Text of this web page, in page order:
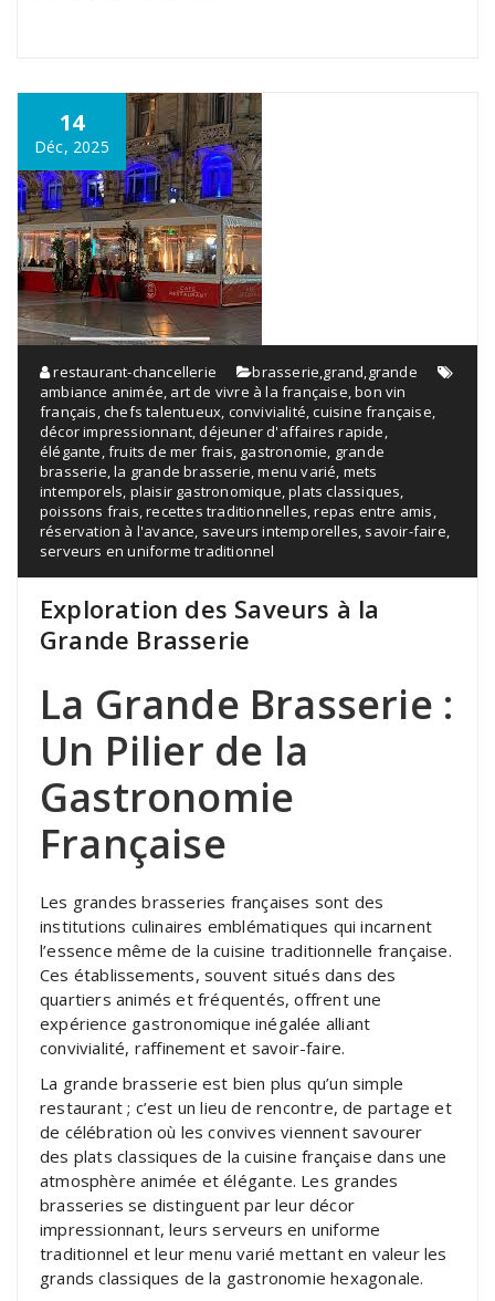
14
Déc, 2025
restaurant-chancellerie brasserie,grand,grande
ambiance animée, art de vivre à la française,bon vin
français,chefs talentueux, convivialité,cuisine française,
décor impressionnant,déjeuner d'affaires rapide,
élégante,fruits de mer frais, gastronomie, grande
brasserie,la grande brasserie,menu varié, mets
intemporels, plaisir gastronomique,plats classiques,
poissons frais,recettes traditionnelles,repas entre amis,
réservation à l'avance, saveurs intemporelles, savoir-faire,
serveurs en uniforme traditionnel
Exploration des Saveurs à la
Grande Brasserie
La Grande Brasserie :
Un Pilier de la
Gastronomie
Française
Les grandes brasseries françaises sont des
institutions culinaires emblématiques qui incarnent
l’essence même de la cuisine traditionnelle française.
Ces établissements, souvent situés dans des
quartiers animés et fréquentés, offrent une
expérience gastronomique inégalée alliant
convivialité, raffinement et savoir-faire.
La grande brasserie est bien plus qu’un simple
restaurant ; c’est un lieu de rencontre, de partage et
de célébration où les convives viennent savourer
des plats classiques de la cuisine française dans une
atmosphère animée et élégante. Les grandes
brasseries se distinguent par leur décor
impressionnant, leurs serveurs en uniforme
traditionnel et leur menu varié mettant en valeur les
grands classiques de la gastronomie hexagonale.